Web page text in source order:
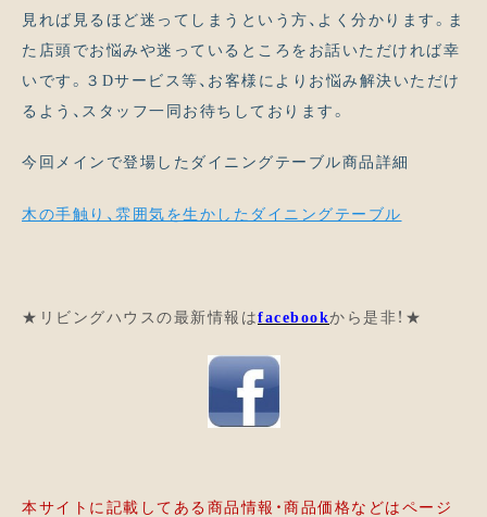
見れば見るほど迷ってしまうという方、よく分かります。ま
た店頭でお悩みや迷っているところをお話いただければ幸
いです。３Dサービス等、お客様によりお悩み解決いただけ
るよう、スタッフ一同お待ちしております。
今回メインで登場したダイニングテーブル商品詳細
木の手触り、雰囲気を生かしたダイニングテーブル
★リビングハウスの最新情報はfacebookから是非！★
本サイトに記載してある商品情報・商品価格などはページ